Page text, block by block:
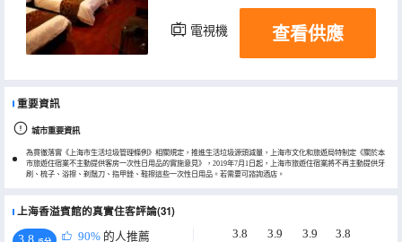
電視機 查看供應
重要資訊
城市重要資訊
為貫徹落實《上海市生活垃圾管理條例》相關規定，推進生活垃圾源頭減量，上海市文化和旅遊局特制定《關於本
市旅遊住宿業不主動提供客房一次性日用品的實施意見》，2019年7月1日起，上海市旅遊住宿業將不再主動提供牙
刷、梳子、浴擦、剃鬚刀、指甲銼、鞋擦這些一次性日用品。若需要可諮詢酒店。
上海香溢賓館的真實住客評論(31)
90% 的人推薦 3.8 3.9 3.9 3.8